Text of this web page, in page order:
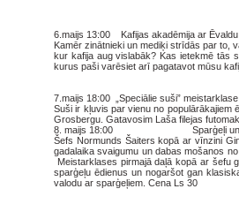
6.maijs 13:00 Kafijas akadēmija ar
Kamēr zinātnieki un mediķi strīdās par to,
kur kafija aug vislabāk? Kas ietekmē tās
kurus paši varēsiet arī pagatavot mūsu
7.maijs 18:00 „Speciālie suši”
Suši ir kļuvis par vienu no populārākajiem
Grosbergu. Gatavosim Laša filejas
8. maijs 18:00 Sparģeļi un
Šefs Normunds Šaiters kopā ar vīnzini
gadalaika svaigumu un dabas mošanos
Meistarklases pirmajā daļā kopā ar šefu
sparģeļu ēdienus un nogaršot gan
valodu ar sparģeļiem. Cena Ls 30